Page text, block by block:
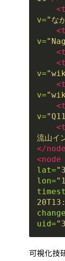
v="な
v=
v=
v=
v=
流山イ
</
<node
lat=
lon=
uid=
可視化技